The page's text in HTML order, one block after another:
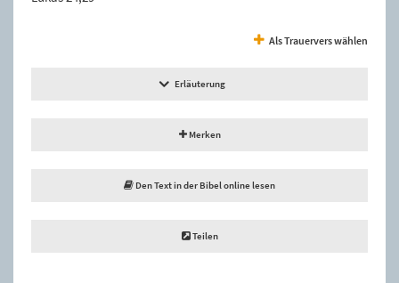
Als Trauervers wählen
Erläuterung
Merken
Den Text in der Bibel online lesen
Teilen